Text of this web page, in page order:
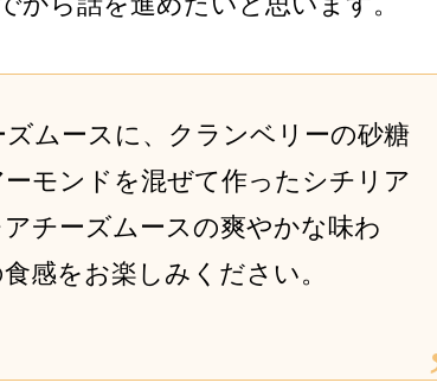
ムースに、クランベリーの砂糖
モンドを混ぜて作ったシチリア
チーズムースの爽やかな味わ
感をお楽しみください。